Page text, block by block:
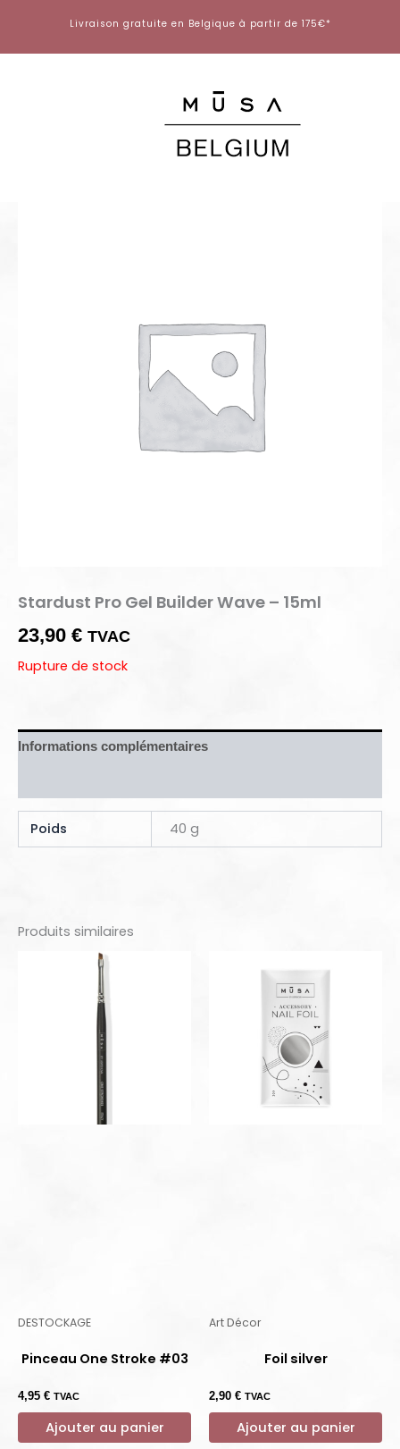
contenu
Livraison gratuite en Belgique à partir de 175€*
Stardust Pro Gel Builder Wave – 15ml
23,90 € TVAC
Rupture de stock
Informations complémentaires
Poids 40 g
Produits similaires
DESTOCKAGE
Pinceau One Stroke #03
4,95 € TVAC
Ajouter au panier
Art Décor
Foil silver
2,90 € TVAC
Ajouter au panier